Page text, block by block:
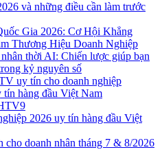
và những điều cần làm trước
Gia 2026: Cơ Hội Khẳng
Thương Hiệu Doanh Nghiệp
thời AI: Chiến lược giúp bạn
kỷ nguyên số
uy tín cho doanh nghiệp
hàng đầu Việt Nam
2026 uy tín hàng đầu Việt
cho doanh nhân tháng 7 & 8/2026